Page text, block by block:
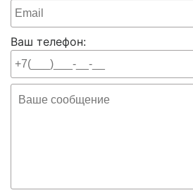
Ваш телефон: